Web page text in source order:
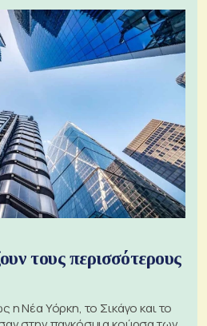
τους περισσότερους
η Νέα Υόρκη, το Σικάγο και το